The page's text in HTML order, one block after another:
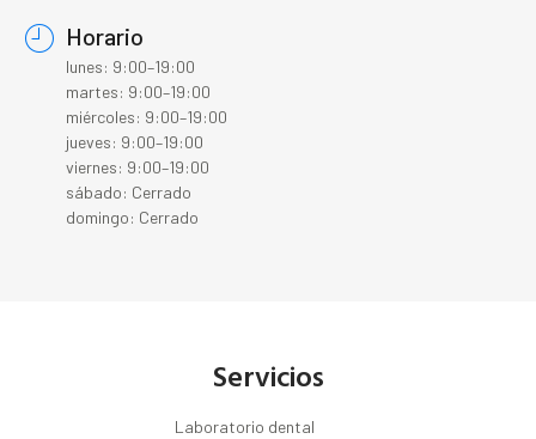
Horario
lunes: 9:00–19:00
martes: 9:00–19:00
miércoles: 9:00–19:00
jueves: 9:00–19:00
viernes: 9:00–19:00
sábado: Cerrado
domingo: Cerrado
Servicios
Laboratorio dental